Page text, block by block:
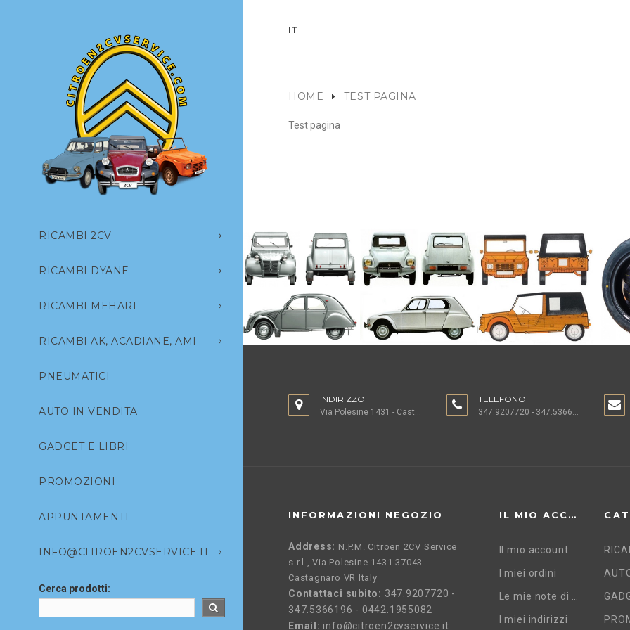
RICAMBI 2CV
RICAMBI DYANE
RICAMBI MEHARI
RICAMBI AK, ACADIANE, AMI
PNEUMATICI
AUTO IN VENDITA
GADGET E LIBRI
PROMOZIONI
APPUNTAMENTI
INFO@CITROEN2CVSERVICE.IT
Cerca prodotti:
IT
HOME TEST PAGINA
Test pagina
INDIRIZZO TELEFONO
INFORMAZIONI NEGOZIO
Address: N.P.M. Citroen 2CV Service
s.r.l., Via Polesine 1431 37043
Castagnaro VR Italy
Contattaci subito: 347.9207720 -
347.5366196 - 0442.1955082
Email: info@citroen2cvservice.it
IL MIO ACCOUNT
Il mio account
I miei ordini
I miei indirizzi